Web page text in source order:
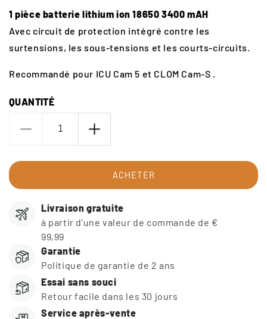
1 pièce batterie lithium ion 18650 3400 mAH
Avec circuit de protection intégré contre les
surtensions, les sous-tensions et les courts-circuits.
Recommandé pour ICU Cam 5 et CLOM Cam-S .
QUANTITÉ
Diminuer
quantité
Augmentation
de
quantité
pourACHETER
Livraison gratuite
à partir d'une valeur de commande de €
99,99
Garantie
Politique de garantie de 2 ans
Essai sans souci
Retour facile dans les 30 jours
Service après-vente